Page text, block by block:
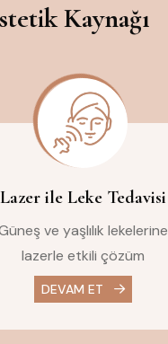
Kaynağı
Lazer ile Leke Tedavisi
ve yaşlılık lekelerine
lazerle etkili çözüm
DEVAM ET